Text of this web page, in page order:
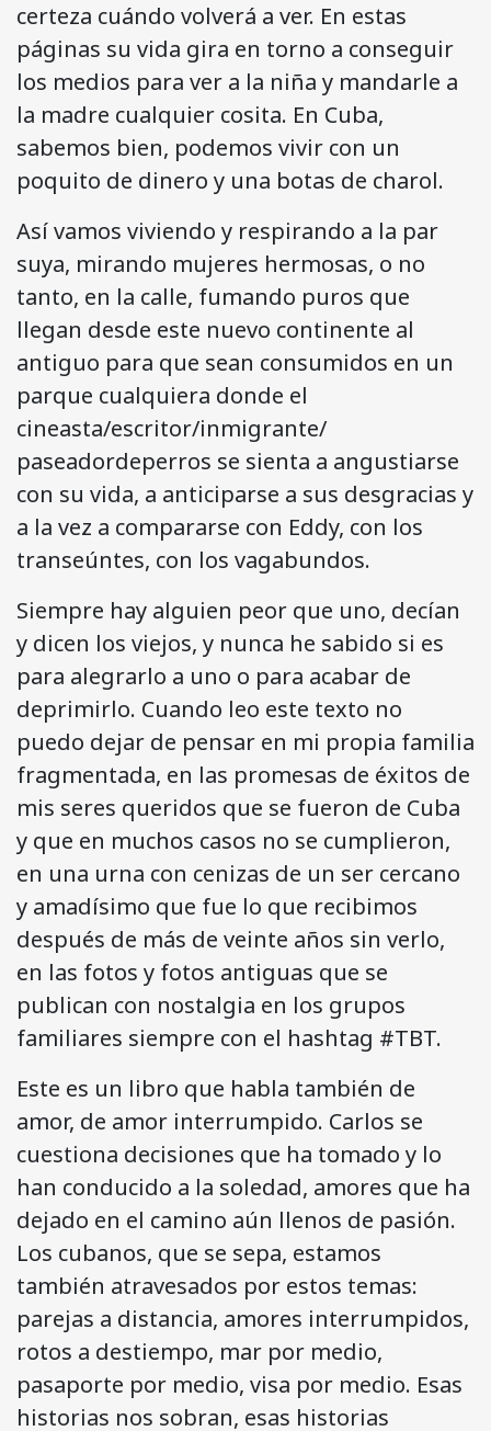
certeza cuándo volverá a ver. En estas
páginas su vida gira en torno a conseguir
los medios para ver a la niña y mandarle a
la madre cualquier cosita. En Cuba,
sabemos bien, podemos vivir con un
poquito de dinero y una botas de charol.
Así vamos viviendo y respirando a la par
suya, mirando mujeres hermosas, o no
tanto, en la calle, fumando puros que
llegan desde este nuevo continente al
antiguo para que sean consumidos en un
parque cualquiera donde el
cineasta/escritor/inmigrante/
paseadordeperros se sienta a angustiarse
con su vida, a anticiparse a sus desgracias y
a la vez a compararse con Eddy, con los
transeúntes, con los vagabundos.
Siempre hay alguien peor que uno, decían
y dicen los viejos, y nunca he sabido si es
para alegrarlo a uno o para acabar de
deprimirlo. Cuando leo este texto no
puedo dejar de pensar en mi propia familia
fragmentada, en las promesas de éxitos de
mis seres queridos que se fueron de Cuba
y que en muchos casos no se cumplieron,
en una urna con cenizas de un ser cercano
y amadísimo que fue lo que recibimos
después de más de veinte años sin verlo,
en las fotos y fotos antiguas que se
publican con nostalgia en los grupos
familiares siempre con el hashtag #TBT.
Este es un libro que habla también de
amor, de amor interrumpido. Carlos se
cuestiona decisiones que ha tomado y lo
han conducido a la soledad, amores que ha
dejado en el camino aún llenos de pasión.
Los cubanos, que se sepa, estamos
también atravesados por estos temas:
parejas a distancia, amores interrumpidos,
rotos a destiempo, mar por medio,
pasaporte por medio, visa por medio. Esas
historias nos sobran, esas historias